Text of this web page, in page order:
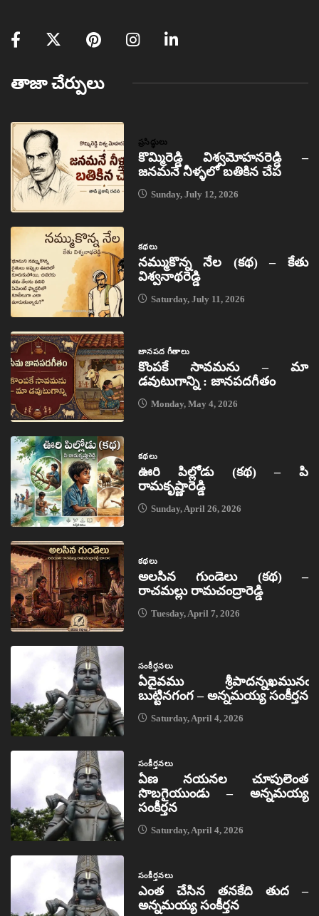
తాజా చేర్పులు
ప్రసిద్ధులు
కొమ్మిరెడ్డి విశ్వమోహనరెడ్డి –
జనమనే నీళ్ళలో బతికిన చేప
Sunday, July 12, 2026
కథలు
నమ్ముకొన్న నేల (కథ) – కేతు
విశ్వనాథరెడ్డి
Saturday, July 11, 2026
జానపద గీతాలు
కొంపకే సావమను – మా
డవుటుగాన్ని : జానపదగీతం
Monday, May 4, 2026
కథలు
ఊరి పిల్లోడు (కథ) – పి
రామకృష్ణారెడ్డి
Sunday, April 26, 2026
కథలు
అలసిన గుండెలు (కథ) –
రాచమల్లు రామచంద్రారెడ్డి
Tuesday, April 7, 2026
సంకీర్తనలు
ఏదైవము శ్రీపాదన్నఖమునఁ
బుట్టినగంగ – అన్నమయ్య సంకీర్తన
Saturday, April 4, 2026
సంకీర్తనలు
ఏణ నయనల చూపులెంత
సొబగైయుండు – అన్నమయ్య
సంకీర్తన
Saturday, April 4, 2026
సంకీర్తనలు
ఎంత చేసిన తనకేది తుద –
అన్నమయ్య సంకీర్తన